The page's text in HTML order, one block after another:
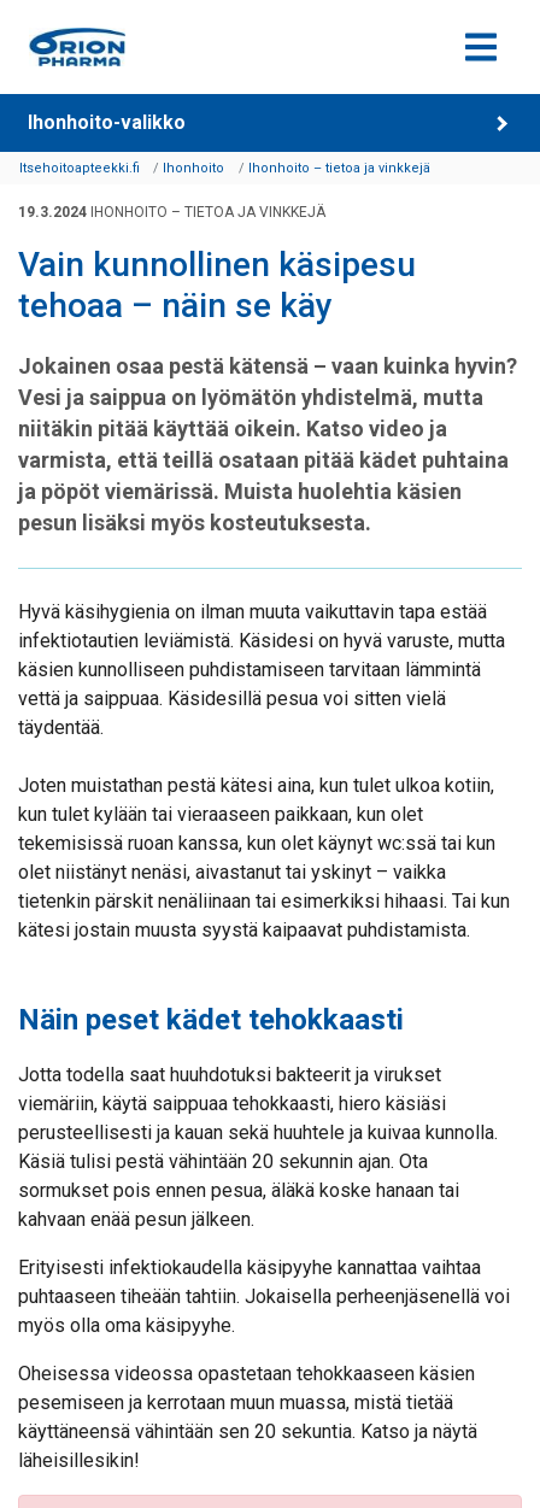
Siirry sisältöön
Ihonhoito-valikko
Itsehoitoapteekki.fi Ihonhoito Ihonhoito – tietoa ja vinkkejä
19.3.2024 IHONHOITO – TIETOA JA VINKKEJÄ
Vain kunnollinen käsipesu
tehoaa – näin se käy
Jokainen osaa pestä kätensä – vaan kuinka hyvin?
Vesi ja saippua on lyömätön yhdistelmä, mutta
niitäkin pitää käyttää oikein. Katso video ja
varmista, että teillä osataan pitää kädet puhtaina
ja pöpöt viemärissä. Muista huolehtia käsien
pesun lisäksi myös kosteutuksesta.
Hyvä käsihygienia on ilman muuta vaikuttavin tapa estää
infektiotautien leviämistä. Käsidesi on hyvä varuste, mutta
käsien kunnolliseen puhdistamiseen tarvitaan lämmintä
vettä ja saippuaa. Käsidesillä pesua voi sitten vielä
täydentää.
Joten muistathan pestä kätesi aina, kun tulet ulkoa kotiin,
kun tulet kylään tai vieraaseen paikkaan, kun olet
tekemisissä ruoan kanssa, kun olet käynyt wc:ssä tai kun
olet niistänyt nenäsi, aivastanut tai yskinyt – vaikka
tietenkin pärskit nenäliinaan tai esimerkiksi hihaasi. Tai kun
kätesi jostain muusta syystä kaipaavat puhdistamista.
Näin peset kädet tehokkaasti
Jotta todella saat huuhdotuksi bakteerit ja virukset
viemäriin, käytä saippuaa tehokkaasti, hiero käsiäsi
perusteellisesti ja kauan sekä huuhtele ja kuivaa kunnolla.
Käsiä tulisi pestä vähintään 20 sekunnin ajan. Ota
sormukset pois ennen pesua, äläkä koske hanaan tai
kahvaan enää pesun jälkeen.
Erityisesti infektiokaudella käsipyyhe kannattaa vaihtaa
puhtaaseen tiheään tahtiin. Jokaisella perheenjäsenellä voi
myös olla oma käsipyyhe.
Oheisessa videossa opastetaan tehokkaaseen käsien
pesemiseen ja kerrotaan muun muassa, mistä tietää
käyttäneensä vähintään sen 20 sekuntia. Katso ja näytä
läheisillesikin!